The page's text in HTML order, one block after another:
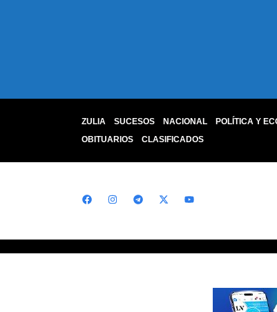
ZULIA SUCESOS NACIONAL POLÍTICA Y
OBITUARIOS
CLASIFICADOS